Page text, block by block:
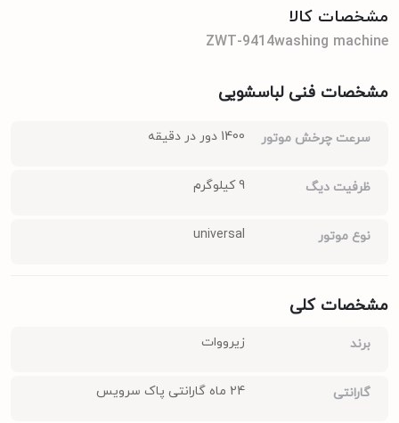
مشخصات کالا
ZWT-9414washing machine
مشخصات فنی لباسشویی
سرعت چرخش موتور 1400 دور در دقیقه
ظرفیت دیگ 9 کیلوگرم
نوع موتور universal
مشخصات کلی
برند زیرووات
گارانتی 24 ماه گارانتی پاک سرویس